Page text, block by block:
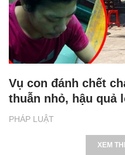
PHÁP LUẬT
Vụ con đánh chết
thuẫn nhỏ, hậu quả
XEM